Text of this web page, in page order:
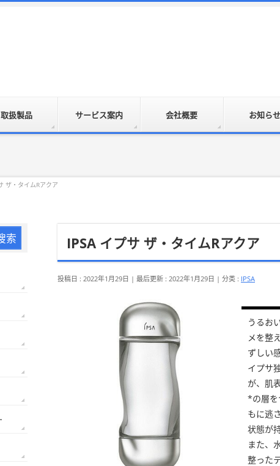
取扱製品 サービス案内 会社概要 お知らせ
ザ・タイムRアクア
IPSA イプサ ザ・タイムRアクア
投稿日 : 2022年1月29日 最后更新 : 2022年1月29日 分类 : IPSA
うるお
メを整
ずしい
イプサ
が、肌
*の層を
もに逃
状態が
また、
整った